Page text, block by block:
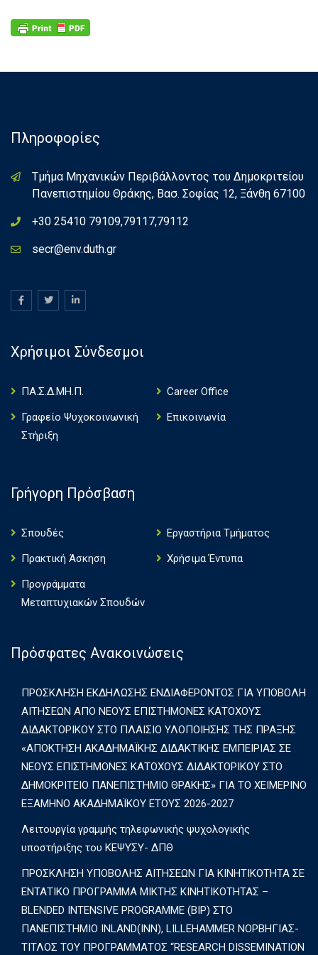
Πληροφορίες
Τμήμα Μηχανικών Περιβάλλοντος του Δημοκριτείου
Πανεπιστημίου Θράκης, Βασ. Σοφίας 12, Ξάνθη 67100
+30 25410 79109,79117,79112
secr@env.duth.gr
Χρήσιμοι Σύνδεσμοι
ΠΑ.Σ.Δ.ΜΗ.Π.
Career Office
Γραφείο Ψυχοκοινωνική
Στήριξη
Επικοινωνία
Γρήγορη Πρόσβαση
Σπουδές
Εργαστήρια Τμήματος
Πρακτική Άσκηση
Χρήσιμα Έντυπα
Πρoγράμματα
Μεταπτυχιακών Σπουδών
Πρόσφατες Ανακοινώσεις
ΠΡΟΣΚΛΗΣΗ ΕΚΔΗΛΩΣΗΣ ΕΝΔΙΑΦΕΡΟΝΤΟΣ ΓΙΑ ΥΠΟΒΟΛΗ
ΑΙΤΗΣΕΩΝ ΑΠΟ ΝΕΟΥΣ ΕΠΙΣΤΗΜΟΝΕΣ ΚΑΤΟΧΟΥΣ
ΔΙΔΑΚΤΟΡΙΚΟΥ ΣΤΟ ΠΛΑΙΣΙΟ ΥΛΟΠΟΙΗΣΗΣ ΤΗΣ ΠΡΑΞΗΣ
«ΑΠΟΚΤΗΣΗ ΑΚΑΔΗΜΑΪΚΗΣ ΔΙΔΑΚΤΙΚΗΣ ΕΜΠΕΙΡΙΑΣ ΣΕ
ΝΕΟΥΣ ΕΠΙΣΤΗΜΟΝΕΣ ΚΑΤΟΧΟΥΣ ΔΙΔΑΚΤΟΡΙΚΟΥ ΣΤΟ
ΔΗΜΟΚΡΙΤΕΙΟ ΠΑΝΕΠΙΣΤΗΜΙΟ ΘΡΑΚΗΣ» ΓΙΑ ΤΟ ΧΕΙΜΕΡΙΝΟ
ΕΞΑΜΗΝΟ ΑΚΑΔΗΜΑΪΚΟΥ ΕΤΟΥΣ 2026-2027
Λειτουργία γραμμής τηλεφωνικής ψυχολογικής
υποστήριξης του ΚΕΨΥΣΥ- ΔΠΘ
ΠΡΟΣΚΛΗΣΗ ΥΠΟΒΟΛΗΣ ΑΙΤΗΣΕΩΝ ΓΙΑ ΚΙΝΗΤΙΚΟΤΗΤΑ ΣΕ
ΕΝΤΑΤΙΚΟ ΠΡΟΓΡΑΜΜΑ ΜΙΚΤΗΣ ΚΙΝΗΤΙΚΟΤΗΤΑΣ –
BLENDED INTENSIVE PROGRAMME (BIP) ΣΤΟ
ΠΑΝΕΠΙΣΤΗΜΙΟ INLAND(INN), LILLEHAMMER ΝΟΡΒΗΓΙΑΣ-
ΤΙΤΛΟΣ ΤΟΥ ΠΡΟΓΡΑΜΜΑΤΟΣ “RESEARCH DISSEMINATION